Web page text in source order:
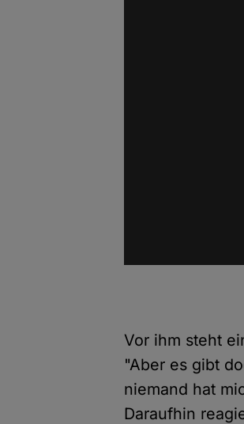
Vor ihm steht
"Aber es gibt
niemand hat
Daraufhin